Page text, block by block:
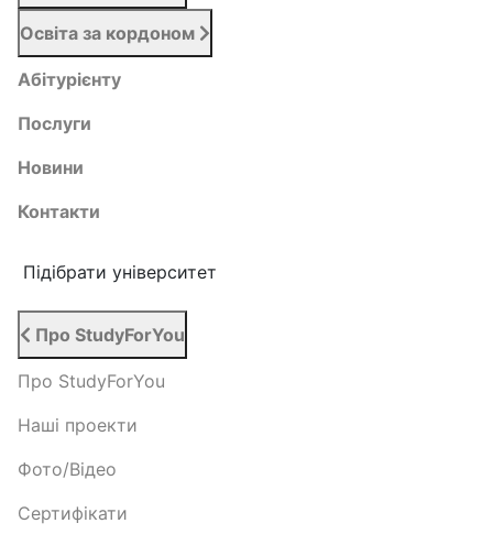
Освіта за кордоном
Абітурієнту
Послуги
Новини
Контакти
Підібрати університет
Про StudyForYou
Про StudyForYou
Наші проекти
Фото/Відео
Сертифікати